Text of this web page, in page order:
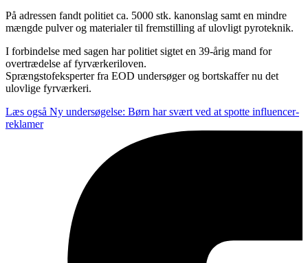
På adressen fandt politiet ca. 5000 stk. kanonslag samt en mindre
mængde pulver og materialer til fremstilling af ulovligt pyroteknik.
I forbindelse med sagen har politiet sigtet en 39-årig mand for
overtrædelse af fyrværkeriloven.
Sprængstofeksperter fra EOD undersøger og bortskaffer nu det
ulovlige fyrværkeri.
Læs også Ny undersøgelse: Børn har svært ved at spotte influencer-
reklamer